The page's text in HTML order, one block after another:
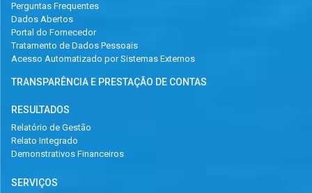
Perguntas Frequentes
Dados Abertos
Portal do Fornecedor
Tratamento de Dados Pessoais
Acesso Automatizado por Sistemas Externos
TRANSPARÊNCIA E PRESTAÇÃO DE CONTAS
RESULTADOS
Relatório de Gestão
Relato Integrado
Demonstrativos Financeiros
SERVIÇOS